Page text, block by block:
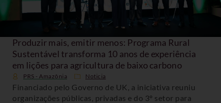
Produzir mais, emitir menos: Programa Rural
Sustentável transforma 10 anos de experiência
em lições para agricultura de baixo carbono
PRS - Amazônia Noticia
Financiado pelo Governo de UK, a iniciativa reuniu
organizações públicas, privadas e do 3º setor para